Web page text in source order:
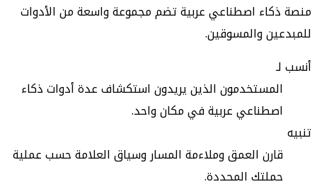
منصة ذكاء اصطناعي عربية تضم مجموعة واسعة من الأدوات
للمبدعين والمسوقين.
أنسب لـ
المستخدمون الذين يريدون استكشاف عدة أدوات ذكاء
اصطناعي عربية في مكان واحد.
تنبيه
قارن العمق وملاءمة المسار وسياق العلامة حسب عملية
حملتك المحددة.